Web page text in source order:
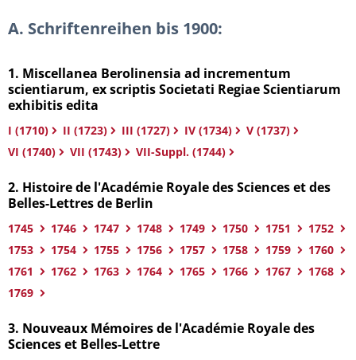
A. Schriftenreihen bis 1900:
1. Miscellanea Berolinensia ad incrementum
scientiarum, ex scriptis Societati Regiae Scientiarum
exhibitis edita
I (1710) II (1723) III (1727) IV (1734)
V (1737)
VI (1740)
VII (1743) VII-Suppl. (1744)
2. Histoire de l'Académie Royale des Sciences et des
Belles-Lettres de Berlin
1745 1746 1747 1748 1749 1750 1751
1752
1753
1754 1755 1756 1757 1758 1759
1760
1761
1762 1763 1764 1765 1766 1767
1768
1769
3. Nouveaux Mémoires de l'Académie Royale des
Sciences et Belles-Lettre